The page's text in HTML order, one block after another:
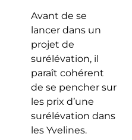
Avant de se
lancer dans un
projet de
surélévation, il
paraît cohérent
de se pencher sur
les prix d’une
surélévation dans
les Yvelines.